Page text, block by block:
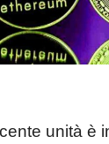
unità è